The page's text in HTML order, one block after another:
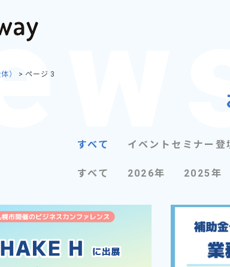
） > ページ 3
すべて イベントセミナー登
すべて 2026年 2025年